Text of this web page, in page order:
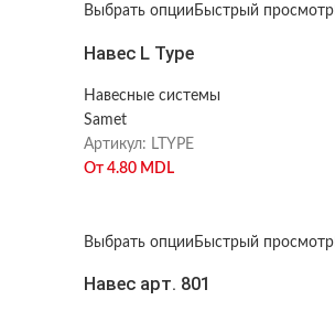
Выбрать опции Быстрый просмотр
Навес L Type
Навесные системы
Samet
Артикул: LTYPE
От 4.80 MDL
Выбрать опции Быстрый просмотр
Навес арт. 801